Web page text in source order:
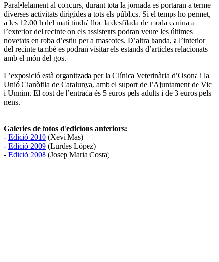
Paral•lelament al concurs, durant tota la jornada es portaran a terme
diverses activitats dirigides a tots els públics. Si el temps ho permet,
a les 12:00 h del matí tindrà lloc la desfilada de moda canina a
l’exterior del recinte on els assistents podran veure les últimes
novetats en roba d’estiu per a mascotes. D’altra banda, a l’interior
del recinte també es podran visitar els estands d’articles relacionats
amb el món del gos.
L’exposició està organitzada per la Clínica Veterinària d’Osona i la
Unió Cianòfila de Catalunya, amb el suport de l’Ajuntament de Vic
i Unnim. El cost de l’entrada és 5 euros pels adults i de 3 euros pels
nens.
Galeries de fotos d'edicions anteriors:
- Edició 2010 (Xevi Mas)
- Edició 2009 (Lurdes López)
- Edició 2008 (Josep Maria Costa)